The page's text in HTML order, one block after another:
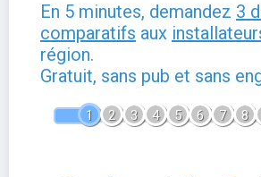
En 5 minutes, demandez 3
comparatifs aux
région.
Gratuit, sans pub et sans
1 2 3 4 5 6 7 8